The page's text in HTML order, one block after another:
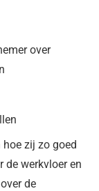
over
zij zo goed
de werkvloer en
de